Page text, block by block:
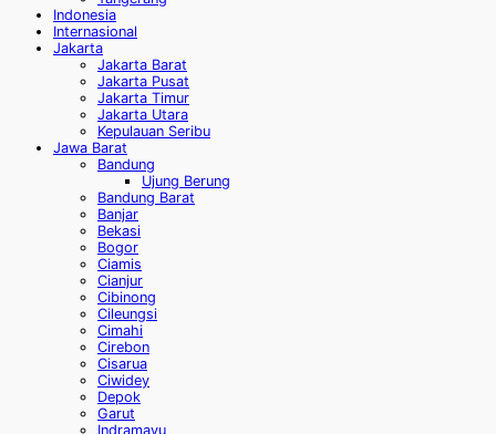
Indonesia
Internasional
Jakarta
Jakarta Barat
Jakarta Pusat
Jakarta Timur
Jakarta Utara
Kepulauan Seribu
Jawa Barat
Bandung
Ujung Berung
Bandung Barat
Banjar
Bekasi
Bogor
Ciamis
Cianjur
Cibinong
Cileungsi
Cimahi
Cirebon
Cisarua
Ciwidey
Depok
Garut
Indramayu